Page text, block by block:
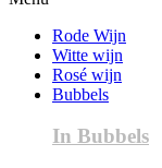
Rode Wijn
Witte wijn
Rosé wijn
Bubbels
In Bubbels